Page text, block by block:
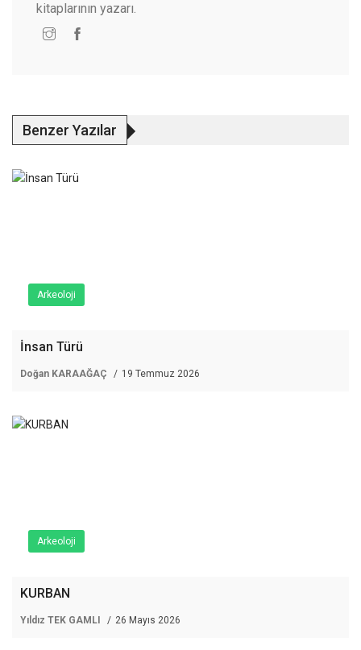
kitaplarının yazarı.
Benzer Yazılar
Arkeoloji
İnsan Türü
Doğan KARAAĞAÇ 19 Temmuz 2026
Arkeoloji
KURBAN
Yıldız TEK GAMLI 26 Mayıs 2026